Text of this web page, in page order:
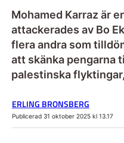
Mohamed Karraz är
attackerades av Bo
flera andra som
att skänka pengarna
palestinska
ERLING BRONSBERG
Publicerad 31 oktober 2025 kl 13.17